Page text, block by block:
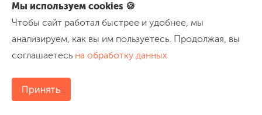
Мы используем cookies 🍪
Чтобы сайт работал быстрее и удобнее, мы
анализируем, как вы им пользуетесь. Продолжая, вы
соглашаетесь на обработку данных
Принять
Другие статьи
Куда пойти?